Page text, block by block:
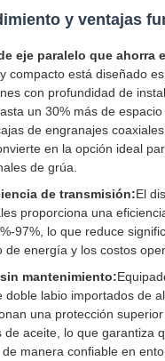
Ahora Charle
cuerda de alambre
de grúa
Extremo
polea de grúa
y ventajas
eje paralelo que ahorra
compacto está diseñado
con profundidad de
un 30% más de
de engranajes
en la opción ideal
de grúa.
de transmisión:El
proporciona una
97%, lo que reduce
de energía y los costos
mantenimiento:
doble labio importados de
una protección
de aceite, lo que garantiza
manera confiable en